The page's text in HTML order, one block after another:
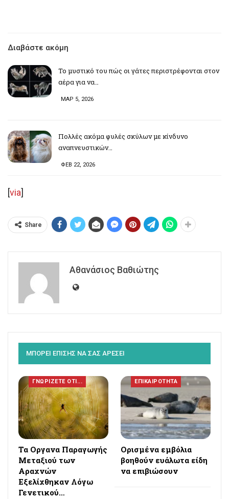
Διαβάστε ακόμη
Το μυστικό του πώς οι γάτες περιστρέφονται στον
αέρα για να…
ΜΑΡ 5, 2026
Πολλές ακόμα φυλές σκύλων με κίνδυνο
αναπνευστικών…
ΦΕΒ 22, 2026
[via]
Share
Αθανάσιος Βαθιώτης
ΜΠΟΡΕΙ ΕΠΙΣΗΣ ΝΑ ΣΑΣ ΑΡΕΣΕΙ
ΓΝΩΡΙΖΕΤΕ ΟΤΙ...
Τα Οργανα Παραγωγής
Μεταξιού των
Αραχνών
Εξελίχθηκαν Λόγω
Γενετικού…
ΕΠΙΚΑΙΡΟΤΗΤΑ
Ορισμένα εμβόλια
βοηθούν ευάλωτα είδη
να επιβιώσουν